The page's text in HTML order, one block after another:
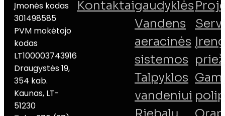
Įmonės kodas
301498585
PVM mokėtojo
kodas
LT100003743916
Draugystės 19,
354 kab.
Kaunas, LT-
51230
Kontaktaigaudyklės
Vandens
aeracinės
sistemos
Talpyklos
vandeniui